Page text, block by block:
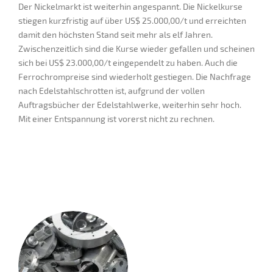
Der Nickelmarkt ist weiterhin angespannt. Die Nickelkurse
stiegen kurzfristig auf über US$ 25.000,00/t und erreichten
damit den höchsten Stand seit mehr als elf Jahren.
Zwischenzeitlich sind die Kurse wieder gefallen und scheinen
sich bei US$ 23.000,00/t eingependelt zu haben. Auch die
Ferrochrompreise sind wiederholt gestiegen. Die Nachfrage
nach Edelstahlschrotten ist, aufgrund der vollen
Auftragsbücher der Edelstahlwerke, weiterhin sehr hoch.
Mit einer Entspannung ist vorerst nicht zu rechnen.